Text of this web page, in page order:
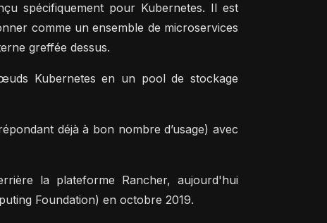
spécifiquement pour Kubernetes. Il est
comme un ensemble de microservices
greffée dessus.
Kubernetes en un pool de stockage
déjà à bon nombre d’usage) avec
la plateforme Rancher, aujourd'hui
Foundation) en octobre 2019.